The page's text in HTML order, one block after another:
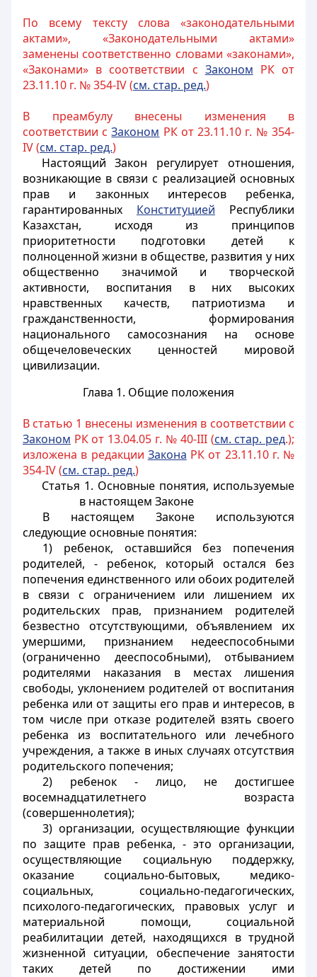
По всему тексту слова «законодательными
актами», «Законодательными актами»
заменены соответственно словами «законами»,
«Законами» в соответствии с Законом РК от
23.11.10 г. № 354-IV (см. стар. ред.)
В преамбулу внесены изменения в
соответствии сЗаконом РК от 23.11.10 г. № 354-
IV (см. стар. ред.)
Настоящий Закон регулирует отношения,
возникающие в связи с реализацией основных
прав и законных интересов ребенка,
гарантированных Конституцией Республики
Казахстан, исходя из принципов
приоритетности подготовки детей к
полноценной жизни в обществе, развития у них
общественно значимой и творческой
активности, воспитания в них высоких
нравственных качеств, патриотизма и
гражданственности, формирования
национального самосознания на основе
общечеловеческих ценностей мировой
цивилизации.
Глава 1. Общие положения
В статью 1 внесены изменения в соответствии с
Законом РК от 13.04.05 г. № 40-III (см. стар. ред.);
изложена в редакции Закона РК от 23.11.10 г. №
354-IV (см. стар. ред.)
Статья 1. Основные понятия, используемые
в настоящем Законе
В настоящем Законе используются
следующие основные понятия:
1) ребенок, оставшийся без попечения
родителей, - ребенок, который остался без
попечения единственного или обоих родителей
в связи с ограничением или лишением их
родительских прав, признанием родителей
безвестно отсутствующими, объявлением их
умершими, признанием недееспособными
(ограниченно дееспособными), отбыванием
родителями наказания в местах лишения
свободы, уклонением родителей от воспитания
ребенка или от защиты его прав и интересов, в
том числе при отказе родителей взять своего
ребенка из воспитательного или лечебного
учреждения, а также в иных случаях отсутствия
родительского попечения;
2) ребенок - лицо, не достигшее
восемнадцатилетнего возраста
(совершеннолетия);
3) организации, осуществляющие функции
по защите прав ребенка, - это организации,
осуществляющие социальную поддержку,
оказание социально-бытовых, медико-
социальных, социально-педагогических,
психолого-педагогических, правовых услуг и
материальной помощи, социальной
реабилитации детей, находящихся в трудной
жизненной ситуации, обеспечение занятости
таких детей по достижении ими